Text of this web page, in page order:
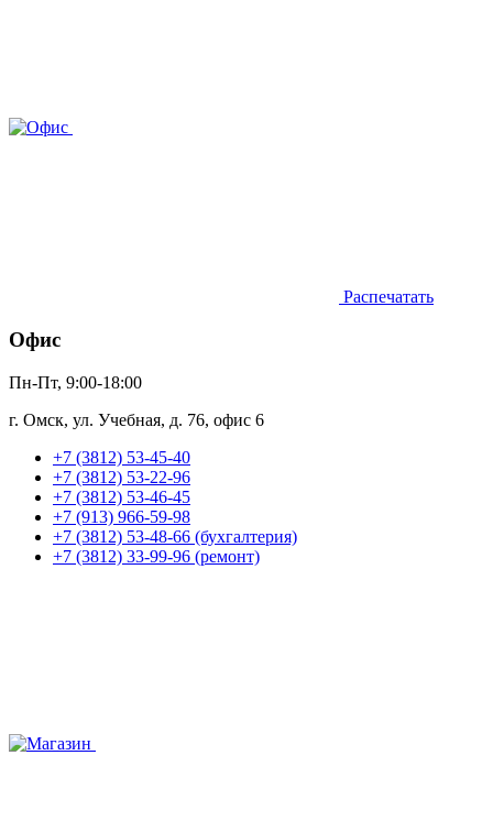
Распечатать
Офис
Пн-Пт, 9:00-18:00
г. Омск, ул. Учебная, д. 76, офис 6
+7 (3812) 53-45-40
+7 (3812) 53-22-96
+7 (3812) 53-46-45
+7 (913) 966-59-98
+7 (3812) 53-48-66 (бухгалтерия)
+7 (3812) 33-99-96 (ремонт)